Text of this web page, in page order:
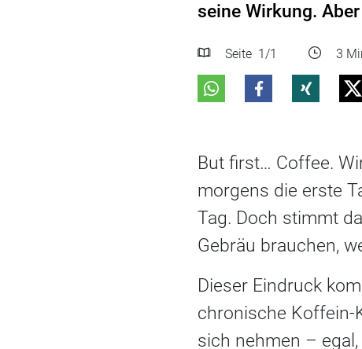
seine Wirkung.
Seite 1 /1 3
But first… Coffee.
morgens die erste
Tag. Doch stimmt
Gebräu brauchen,
Dieser Eindruck
chronische Koffein-
sich nehmen –